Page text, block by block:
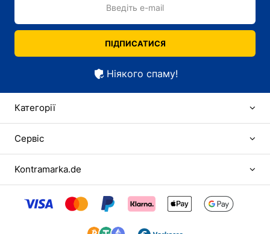
Введіть e-mail
ПІДПИСАТИСЯ
Ніякого спаму!
Категорії
Сервіс
Kontramarka.de